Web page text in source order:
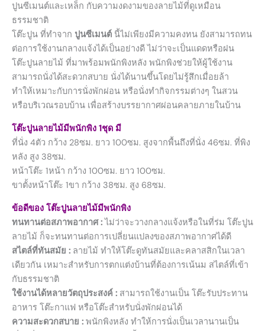
ปูนซีเมนต์และเหล็ก กับความงดงามของลายไม้ที่ดูเหมือน
ธรรมชาติ
โต๊ะปูน ที่ทำจาก ปูนซีเมนต์ นี้ไม่เพียงมีความคงทน ยังสามารถทน
ต่อการใช้งานกลางแจ้งได้เป็นอย่างดี ไม่ว่าจะเป็นแดดหรือฝน
โต๊ะปูนลายไม้ ที่มาพร้อมพนักพิงหลัง พนักพิงช่วยให้ผู้ใช้งาน
สามารถนั่งได้สะดวกสบาย นั่งได้นานขึ้นโดยไม่รู้สึกเมื่อยล้า
ทำให้เหมาะกับการนั่งพักผ่อน หรือนั่งทำกิจกรรมต่างๆ ในสวน
หรือบริเวณรอบบ้าน เพื่อสร้างบรรยากาศผ่อนคลายภายในบ้าน
โต๊ะปูนลายไม้มีพนักพิง 1ชุด มี
ที่นั่ง 4ตัว กว้าง 28ซม. ยาว 100ซม. สูงจากพื้นถึงที่นั่ง 46ซม. ที่พิง
หลัง สูง 38ซม.
หน้าโต๊ะ 1หน้า กว้าง 100ซม. ยาว 100ซม.
ขาตั้งหน้าโต๊ะ 1ขา กว้าง 38ซม. สูง 68ซม.
ข้อดีของ โต๊ะปูนลายไม้มีพนักพิง
ทนทานต่อสภาพอากาศ :ไม่ว่าจะวางกลางแจ้งหรือในที่ร่ม โต๊ะปูน
ลายไม้ ก็จะทนทานต่อการเปลี่ยนแปลงของสภาพอากาศได้ดี
สไตล์ที่ทันสมัย : ลายไม้ ทำให้โต๊ะดูทันสมัยและคลาสสิกในเวลา
เดียวกัน เหมาะสำหรับการตกแต่งบ้านที่ต้องการเน้นม สไตล์ที่เข้า
กับธรรมชาติ
ใช้งานได้หลายวัตถุประสงค์ : สามารถใช้งานเป็น โต๊ะรับประทาน
อาหาร โต๊ะกาแฟ หรือโต๊ะสำหรับนั่งพักผ่อนได้
ความสะดวกสบาย : พนักพิงหลัง ทำให้การนั่งเป็นเวลานานเป็น